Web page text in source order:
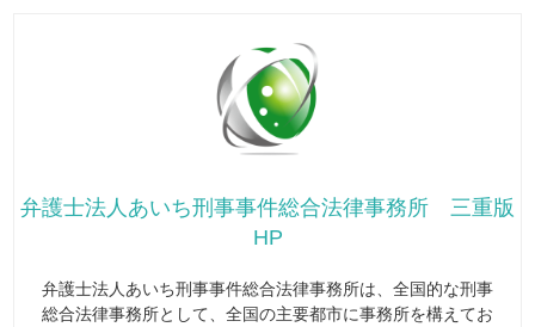
弁護士法人あいち刑事事件総合法律事務所 三重版
HP
弁護士法人あいち刑事事件総合法律事務所は、全国的な刑事
総合法律事務所として、全国の主要都市に事務所を構えてお